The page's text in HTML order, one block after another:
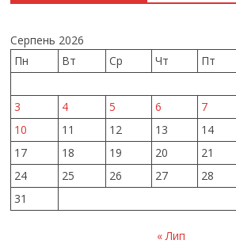
Серпень 2026
Пн
Вт Ср Чт Пт
3
4 5 6 7
10
11 12 13 14
17
18 19 20 21
24
25 26 27 28
31
« Лип